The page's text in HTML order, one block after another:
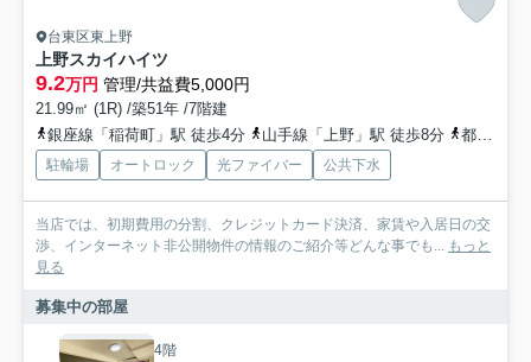
台東区東上野
上野スカイハイツ
9.2万円 管理/共益費5,000円
21.99㎡ (1R) /築51年 /7階建
銀座線「稲荷町」駅 徒歩4分
山手線「上野」駅 徒歩8分 都営大江戸線「新御徒町」駅 徒歩9分
駐輪場 オートロック 光ファイバー 公共下水
当店では、初期費用の分割、クレジットカード決済、家賃や入居日の交
渉、インターネット非公開物件の情報のご紹介等どんな事でも... もっと
見る
募集中の部屋
4階